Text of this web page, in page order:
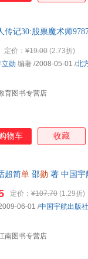
传记30:股票魔术师
定价： ¥19.00 (2.73折)
育图书专营店
立勋 编著 /2008-05-01 /北
物车 收藏
超简单 邵勋 著 中国宇
定价： ¥107.70 (1.29折)
南图书专营店
06-01 /中国宇航出版社